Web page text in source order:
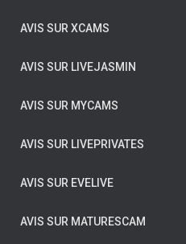
AVIS SUR XCAMS
AVIS SUR LIVEJASMIN
AVIS SUR MYCAMS
AVIS SUR LIVEPRIVATES
AVIS SUR EVELIVE
AVIS SUR MATURESCAM